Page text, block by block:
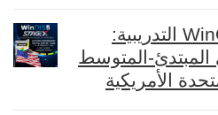
دورة WinOLS & Stage X التدريبية:
المتوسط
الأمريكية